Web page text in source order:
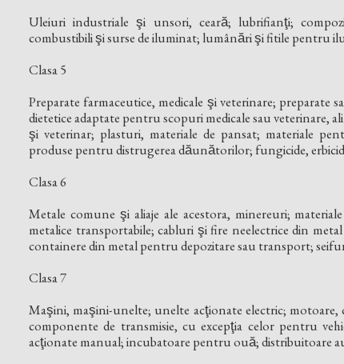
Uleiuri industriale şi unsori, ceară; lubrifianţi;
combustibili şi surse de iluminat; lumânări şi fitile pentru
Clasa 5
Preparate farmaceutice, medicale şi veterinare; preparate
dietetice adaptate pentru scopuri medicale sau veterinare,
şi veterinar; plasturi, materiale de pansat; materiale
produse pentru distrugerea dăunătorilor; fungicide,
Clasa 6
Metale comune şi aliaje ale acestora, minereuri;
metalice transportabile; cabluri şi fire neelectrice din
containere din metal pentru depozitare sau transport;
Clasa 7
Maşini, maşini-unelte; unelte acţionate electric;
componente de transmisie, cu excepţia celor pentru
acţionate manual; incubatoare pentru ouă; distribuitoare